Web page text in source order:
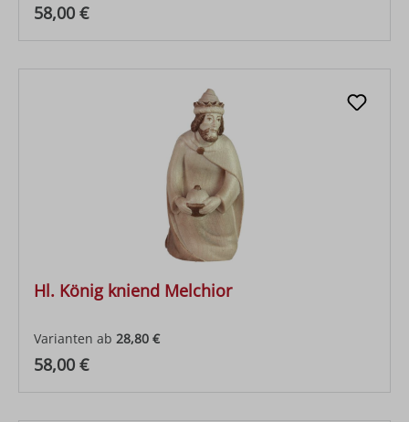
Regulärer Preis:
58,00 €
Hl. König kniend Melchior
Varianten ab 28,80 €
Regulärer Preis:
58,00 €